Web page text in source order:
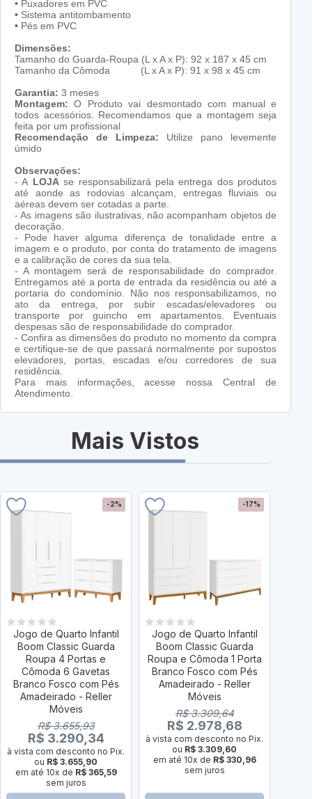
• Puxadores em PVC
• Sistema antitombamento
• Pés em PVC
Dimensões:
Tamanho do Guarda-Roupa (L x A x P): 92 x 187 x 45 cm
Tamanho da Cômoda (L x A x P): 91 x 98 x 45 cm
Garantia: 3 meses
Montagem: O Produto vai desmontado com manual e
todos acessórios. Recomendamos que a montagem seja
feita por um profissional
Recomendação de Limpeza: Utilize pano levemente
úmido
Observações:
- A LOJAse responsabilizará pela entrega dos produtos
até aonde as rodovias alcançam, entregas fluviais ou
aéreas devem ser cotadas a parte.
- As imagens são ilustrativas, não acompanham objetos de
decoração.
- Pode haver alguma diferença de tonalidade entre a
imagem e o produto, por conta do tratamento de imagens
e a calibração de cores da sua tela.
- A montagem será de responsabilidade do comprador.
Entregamos até a porta de entrada da residência ou até a
portaria do condomínio. Não nos responsabilizamos, no
ato da entrega, por subir escadas/elevadores ou
transporte por guincho em apartamentos. Eventuais
despesas são de responsabilidade do comprador.
- Confira as dimensões do produto no momento da compra
e certifique-se de que passará normalmente por supostos
elevadores, portas, escadas e/ou corredores de sua
residência.
Para mais informações, acesse nossa Central de
Atendimento.
Mais Vistos
-2%
Jogo de Quarto Infantil
Boom Classic Guarda
Roupa 4 Portas e
Cômoda 6 Gavetas
Branco Fosco com Pés
Amadeirado - Reller
Móveis
R$ 3.655,93
R$ 3.290,34
à vista com desconto no Pix.
ou R$ 3.655,90
em até 10x de R$ 365,59
sem juros
-17%
Jogo de Quarto Infantil
Boom Classic Guarda
Roupa e Cômoda 1 Porta
Branco Fosco com Pés
Amadeirado - Reller
Móveis
R$ 3.309,64
R$ 2.978,68
à vista com desconto no Pix.
ou R$ 3.309,60
em até 10x de R$ 330,96
sem juros